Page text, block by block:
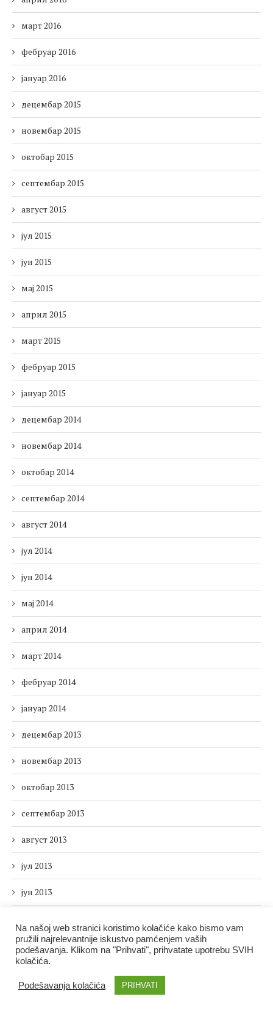
март 2016
фебруар 2016
јануар 2016
децембар 2015
новембар 2015
октобар 2015
септембар 2015
август 2015
јул 2015
јун 2015
мај 2015
април 2015
март 2015
фебруар 2015
јануар 2015
децембар 2014
новембар 2014
октобар 2014
септембар 2014
август 2014
јул 2014
јун 2014
мај 2014
април 2014
март 2014
фебруар 2014
јануар 2014
децембар 2013
новембар 2013
октобар 2013
септембар 2013
август 2013
јул 2013
јун 2013
март 2013
Na našoj web stranici koristimo kolačiće kako bismo vam
pružili najrelevantnije iskustvo pamćenjem vaših
podešavanja. Klikom na "Prihvati", prihvatate upotrebu SVIH
kolačića.
Podešavanja kolačića PRIHVATI